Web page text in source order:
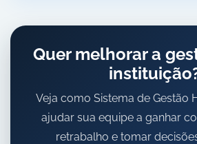
Quer melhorar a
Veja como Sistema de Gestão
ajudar sua equipe a ganhar
retrabalho e tomar